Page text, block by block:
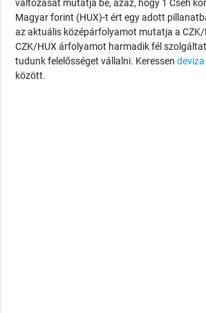
változását mutatja be, azaz, hogy 1 Cseh
Magyar forint (HUX)-t ért egy adott
az aktuális középárfolyamot mutatja a CZK/
CZK/HUX árfolyamot harmadik fél
tudunk felelősséget vállalni. Keressen
között.